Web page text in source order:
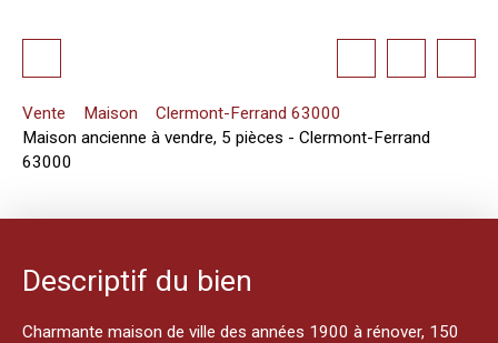
Vente Maison
Clermont-Ferrand 63000
Maison ancienne à vendre, 5 pièces - Clermont-Ferrand
63000
Descriptif du bien
Charmante maison de ville des années 1900 à rénover, 150